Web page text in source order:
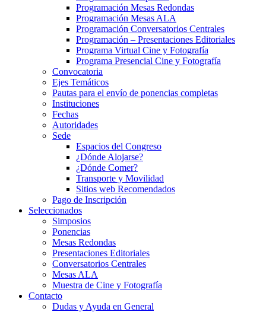
Programación Mesas Redondas
Programación Mesas ALA
Programación Conversatorios Centrales
Programación – Presentaciones Editoriales
Programa Virtual Cine y Fotografía
Programa Presencial Cine y Fotografía
Convocatoria
Ejes Temáticos
Pautas para el envío de ponencias completas
Instituciones
Fechas
Autoridades
Sede
Espacios del Congreso
¿Dónde Alojarse?
¿Dónde Comer?
Transporte y Movilidad
Sitios web Recomendados
Pago de Inscripción
Seleccionados
Simposios
Ponencias
Mesas Redondas
Presentaciones Editoriales
Conversatorios Centrales
Mesas ALA
Muestra de Cine y Fotografía
Contacto
Dudas y Ayuda en General